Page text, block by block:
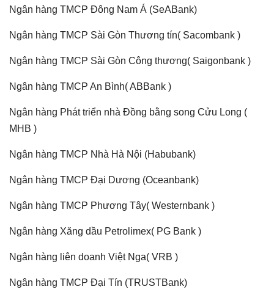
Ngân hàng TMCP Đông Nam Á (SeABank)
Ngân hàng TMCP Sài Gòn Thương tín( Sacombank )
Ngân hàng TMCP Sài Gòn Công thương( Saigonbank )
Ngân hàng TMCP An Bình( ABBank )
Ngân hàng Phát triển nhà Đồng bằng song Cửu Long (
MHB )
Ngân hàng TMCP Nhà Hà Nội (Habubank)
Ngân hàng TMCP Đại Dương (Oceanbank)
Ngân hàng TMCP Phương Tây( Westernbank )
Ngân hàng Xăng dầu Petrolimex( PG Bank )
Ngân hàng liên doanh Việt Nga( VRB )
Ngân hàng TMCP Đại Tín (TRUSTBank)